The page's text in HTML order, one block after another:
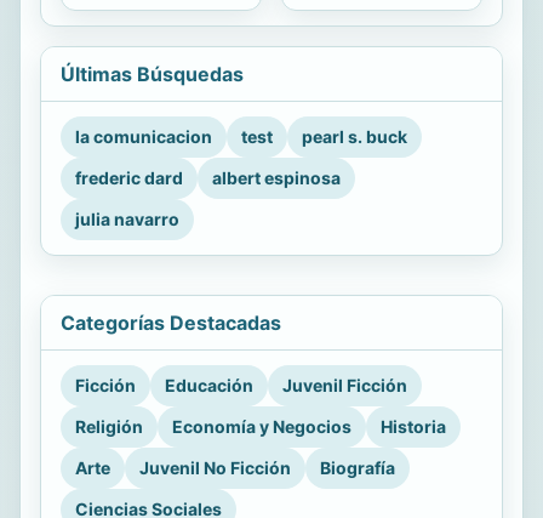
Últimas Búsquedas
la comunicacion test
pearl s. buck
frederic dard
albert espinosa
julia navarro
Categorías Destacadas
Ficción Educación
Juvenil Ficción
Religión
Economía y Negocios
Historia
Arte
Juvenil No Ficción
Biografía
Ciencias Sociales